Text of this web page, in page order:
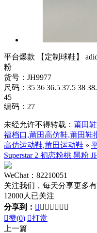
平台爆款 【定制球鞋】
粉
货号：JH9977
尺码：35 36 36.5 37.5 38
45
编码：27
未经允许不得转载： 莆田
福档口,莆田高仿鞋,莆田鞋
高仿运动鞋,莆田运动鞋 »
Superstar 2 初恋粉桃 黑粉
WeChat：82210051
关注我们，每天分享更多
12000人已关注
分享到：       
赞(0) 打赏
上一篇